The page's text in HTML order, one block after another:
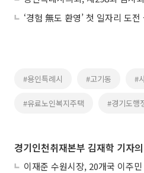
‘경험 無도 환영’ 첫 일자리 도전
#용인특례시 #고기동 #
#유료노인복지주택 #경기도행
경기인천취재본부 김재학 기자